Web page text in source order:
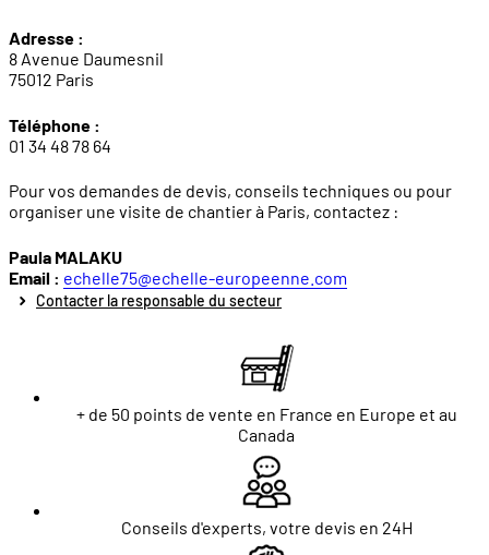
Adresse :
8 Avenue Daumesnil
75012 Paris
Téléphone :
01 34 48 78 64
Pour vos demandes de devis, conseils techniques ou pour
organiser une visite de chantier à Paris, contactez :
Paula MALAKU
Email : echelle75@echelle-europeenne.com
Contacter la responsable du secteur
+ de 50 points de vente en France en Europe et au
Canada
Conseils d'experts, votre devis en 24H